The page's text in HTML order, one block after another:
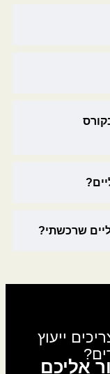
שרכשתי?
ייעוץ
אליכם